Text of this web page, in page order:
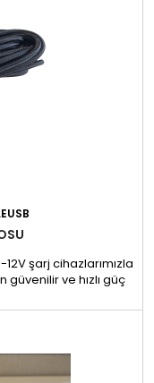
şarj cihazlarımızla
güvenilir ve hızlı güç
1048 LED UV lamba